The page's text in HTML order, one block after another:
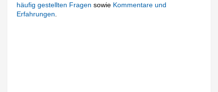
häufig gestellten Fragen sowie Kommentare und
Erfahrungen